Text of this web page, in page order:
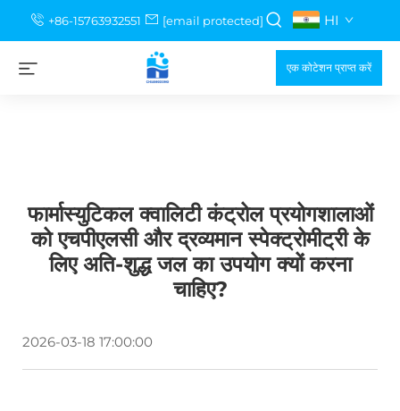
+86-15763932551 [email protected] HI
एक कोटेशन प्राप्त करें
फार्मास्युटिकल क्वालिटी कंट्रोल प्रयोगशालाओं
को एचपीएलसी और द्रव्यमान स्पेक्ट्रोमीट्री के
लिए अति-शुद्ध जल का उपयोग क्यों करना
चाहिए?
2026-03-18 17:00:00